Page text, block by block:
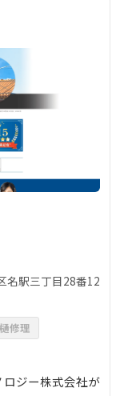
名駅三丁目28番12
修理
ジー株式会社が